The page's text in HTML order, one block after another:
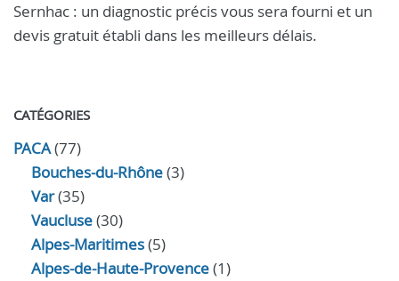
Sernhac : un diagnostic précis vous sera fourni et un
devis gratuit établi dans les meilleurs délais.
CATÉGORIES
PACA(77)
Bouches-du-Rhône(3)
Var(35)
Vaucluse(30)
Alpes-Maritimes(5)
Alpes-de-Haute-Provence(1)